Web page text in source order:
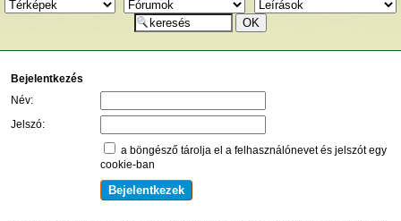
Bejelentkezés
Név:
Jelszó:
a böngésző tárolja el a felhasználónevet és jelszót egy
cookie-ban